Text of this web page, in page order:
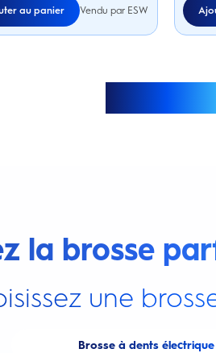
au panier Vendu par ESW
la brosse
une
Brosse à dents électrique